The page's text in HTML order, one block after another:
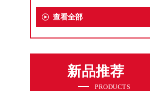
查看全部
新品推荐
PRODUCTS